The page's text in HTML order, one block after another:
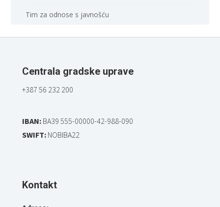
Tim za odnose s javnošću
Centrala gradske uprave
+387 56 232 200
IBAN:BA39 555-00000-42-988-090
SWIFT:NOBIBA22
Kontakt